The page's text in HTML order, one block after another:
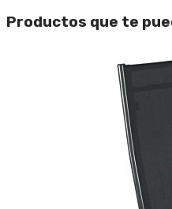
Productos que te